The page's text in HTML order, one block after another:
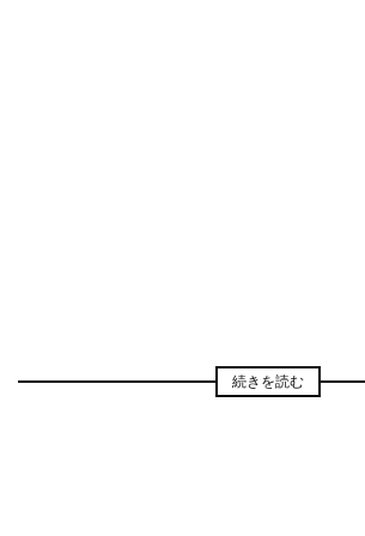
続きを読む